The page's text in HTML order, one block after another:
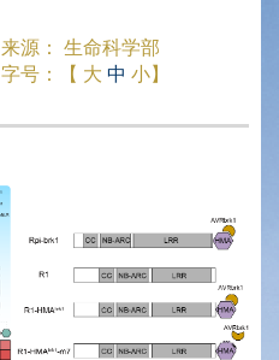
来源：
生命科学部
字号：【 大 中 小】